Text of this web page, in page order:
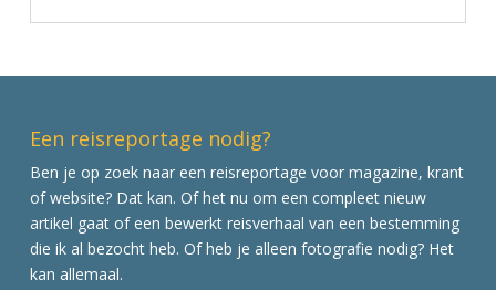
Een reisreportage nodig?
Ben je op zoek naar een reisreportage voor magazine, krant
of website? Dat kan. Of het nu om een compleet nieuw
artikel gaat of een bewerkt reisverhaal van een bestemming
die ik al bezocht heb. Of heb je alleen fotografie nodig? Het
kan allemaal.